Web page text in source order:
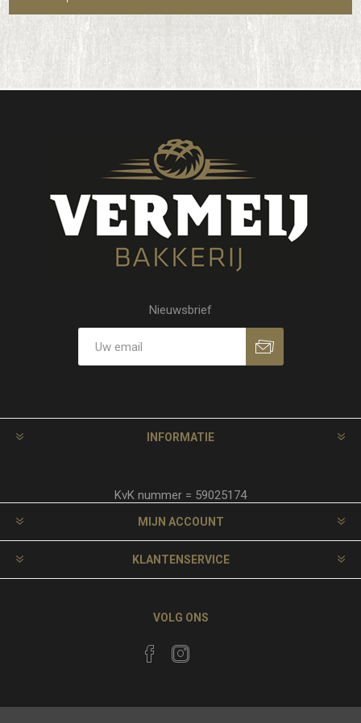
Nieuwsbrief
INFORMATIE
KvK nummer = 59025174
MIJN ACCOUNT
KLANTENSERVICE
VOLG ONS